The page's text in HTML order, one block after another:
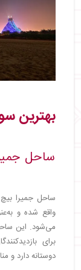
بهترین
ساحل
ساحل جمیرا
واقع شده و
می‌شود. این
برای
دوستانه دارد و